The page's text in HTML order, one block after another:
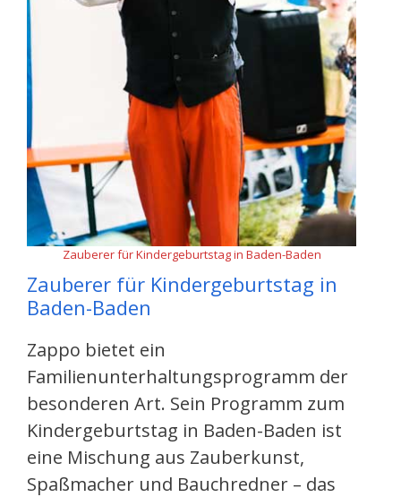
Zauberer für Kindergeburtstag in Baden-Baden
Zauberer für Kindergeburtstag in
Baden-Baden
Zappo bietet ein
Familienunterhaltungsprogramm der
besonderen Art. Sein Programm zum
Kindergeburtstag in Baden-Baden ist
eine Mischung aus Zauberkunst,
Spaßmacher und Bauchredner – das